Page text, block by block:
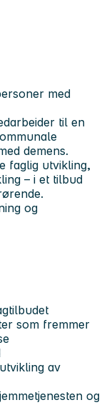
med
til en
demens.
faglig utvikling,
– i et tilbud
og
som fremmer
av
og